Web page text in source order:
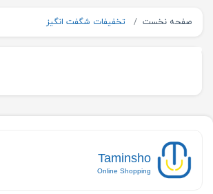
صفحه نخست تخفیفات شگفت انگیز
Taminsho
Online Shopping